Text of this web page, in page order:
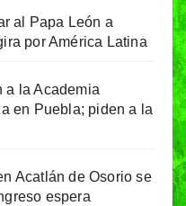
al Papa León a
por América Latina
a la Academia
en Puebla; piden a la
Acatlán de Osorio se
espera